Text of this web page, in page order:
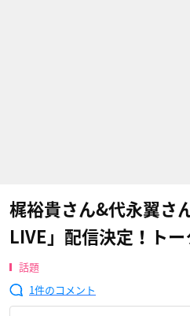
梶裕貴さん&代永翼さ
LIVE」配信決定！ト
話題
1